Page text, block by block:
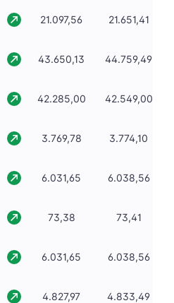
21.097,56 21.651,41
43.650,13 44.759,49
42.285,00 42.549,00
3.769,78 3.774,10
6.031,65 6.038,56
73,38 73,41
6.031,65 6.038,56
4.827,97 4.833,49